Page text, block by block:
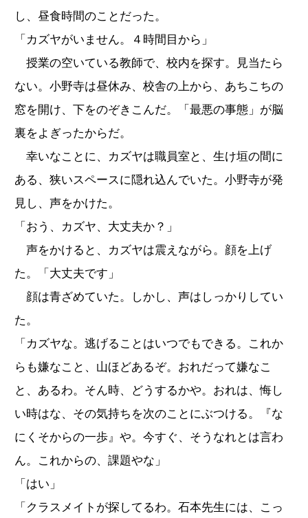
し、昼食時間のことだった。
「カズヤがいません。４時間目から」
授業の空いている教師で、校内を探す。見当たら
ない。小野寺は昼休み、校舎の上から、あちこちの
窓を開け、下をのぞきこんだ。「最悪の事態」が脳
裏をよぎったからだ。
幸いなことに、カズヤは職員室と、生け垣の間に
ある、狭いスペースに隠れ込んでいた。小野寺が発
見し、声をかけた。
「おう、カズヤ、大丈夫か？」
声をかけると、カズヤは震えながら。顔を上げ
た。「大丈夫です」
顔は青ざめていた。しかし、声はしっかりしてい
た。
「カズヤな。逃げることはいつでもできる。これか
らも嫌なこと、山ほどあるぞ。おれだって嫌なこ
と、あるわ。そん時、どうするかや。おれは、悔し
い時はな、その気持ちを次のことにぶつける。『な
にくそからの一歩』や。今すぐ、そうなれとは言わ
ん。これからの、課題やな」
「はい」
「クラスメイトが探してるわ。石本先生には、こっ